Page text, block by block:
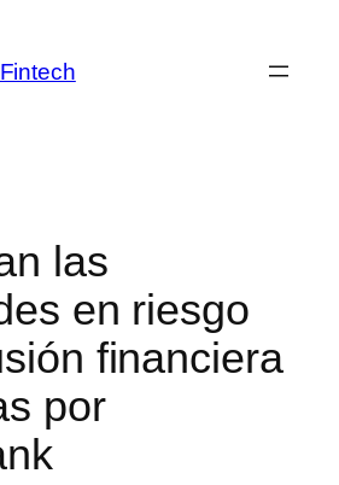
las
en riesgo
financiera
por